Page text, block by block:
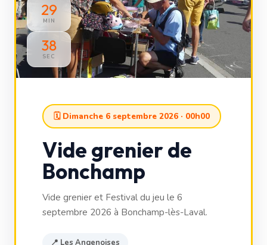
29
MIN
36
SEC
🗓 Dimanche 6 septembre 2026 · 00h00
Vide grenier de
Bonchamp
Vide grenier et Festival du jeu le 6
septembre 2026 à Bonchamp-lès-Laval.
📍 Les Angenoises